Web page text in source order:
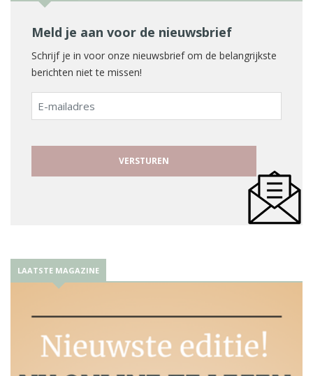
Meld je aan voor de nieuwsbrief
Schrijf je in voor onze nieuwsbrief om de belangrijkste
berichten niet te missen!
E-
mailadres
LAATSTE MAGAZINE